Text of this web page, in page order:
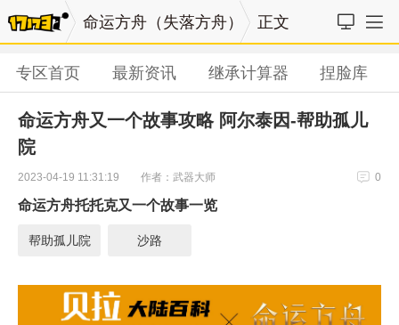
命运方舟（失落方舟） 正文
专区首页 最新资讯 继承计算器 捏脸库
命运方舟又一个故事攻略 阿尔泰因-帮助孤儿
院
2023-04-19 11:31:19 作者：武器大师 0
命运方舟托托克又一个故事一览
帮助孤儿院 沙路